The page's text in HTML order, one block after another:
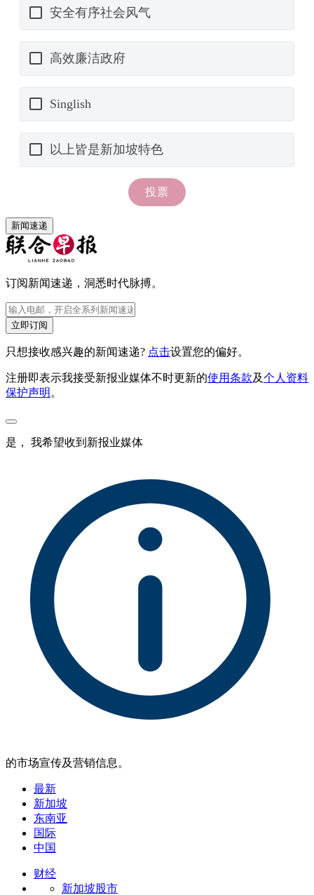
新闻速递
订阅新闻速递，洞悉时代脉搏。
立即订阅
只想接收感兴趣的新闻速递? 点击设置您的偏好。
注册即表示我接受新报业媒体不时更新的使用条款及个人资料
保护声明 。
是， 我希望收到新报业媒体
的市场宣传及营销信息。
最新
新加坡
东南亚
国际
中国
财经
新加坡股市